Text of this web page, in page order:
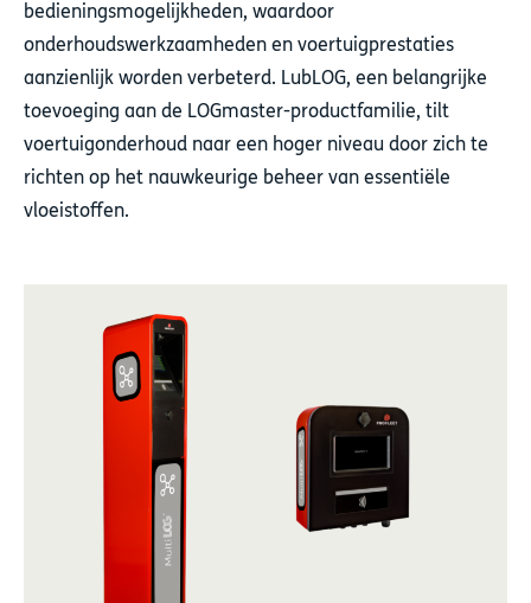
bedieningsmogelijkheden, waardoor
onderhoudswerkzaamheden en voertuigprestaties
aanzienlijk worden verbeterd. LubLOG, een belangrijke
toevoeging aan de LOGmaster-productfamilie, tilt
voertuigonderhoud naar een hoger niveau door zich te
richten op het nauwkeurige beheer van essentiële
vloeistoffen.